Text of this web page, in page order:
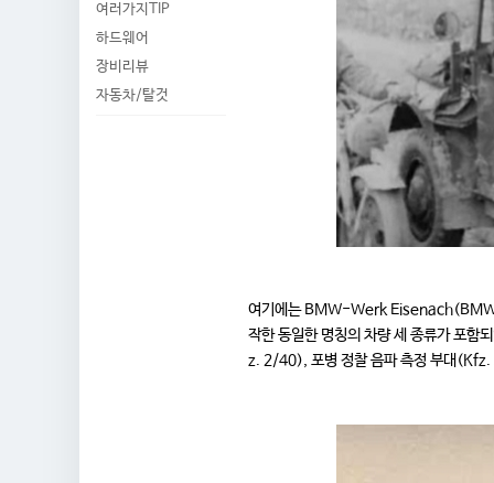
여러가지TIP
하드웨어
장비리뷰
자동차/탈것
여기에는 BMW-Werk
작한 동일한 명칭의 차량 세 종류가 포
z. 2/40), 포병 정찰 음파 측정 부대(Kfz.